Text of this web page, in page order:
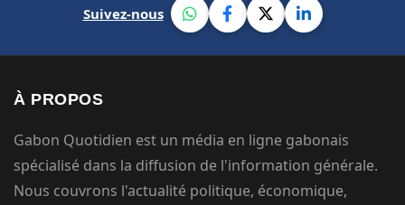
Suivez-nous
À PROPOS
Gabon Quotidien est un média en ligne gabonais
spécialisé dans la diffusion de l'information générale.
Nous couvrons l'actualité politique, économique,